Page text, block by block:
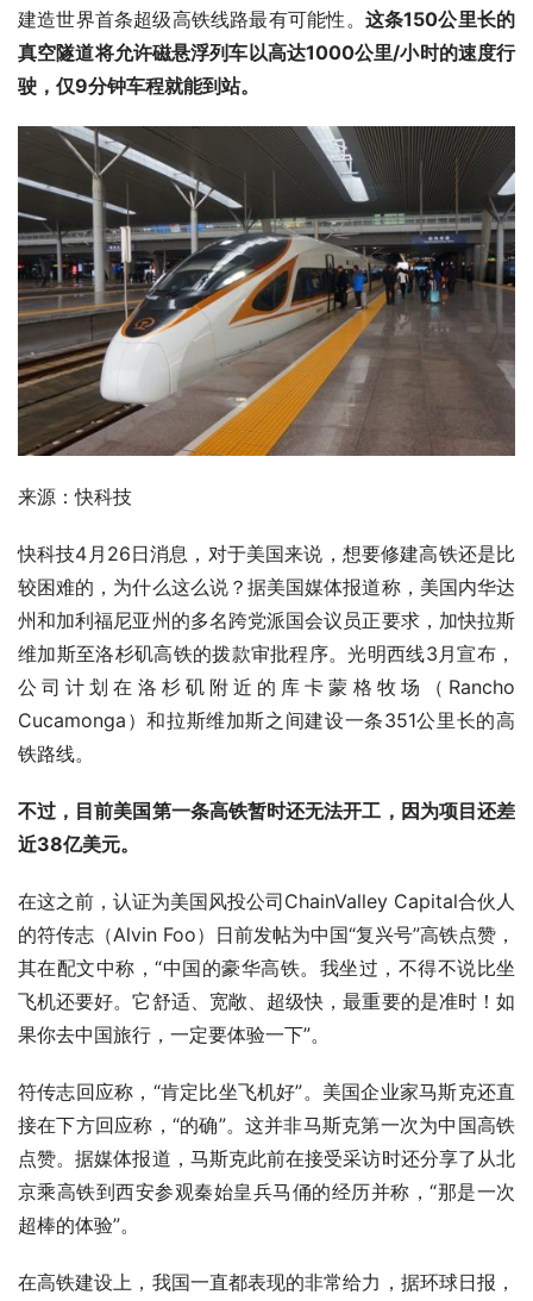
建造世界首条超级高铁线路最有可能性。 这条150公里长的
真空隧道将允许磁悬浮列车以高达1000公里/小时的速度行
驶，仅9分钟车程就能到站。
来源：快科技
快科技4月26日消息，对于美国来说，想要修建高铁还是比
较困难的，为什么这么说？据美国媒体报道称，美国内华达
州和加利福尼亚州的多名跨党派国会议员正要求，加快拉斯
维加斯至洛杉矶高铁的拨款审批程序。光明西线3月宣布，
公司计划在洛杉矶附近的库卡蒙格牧场（Rancho
Cucamonga）和拉斯维加斯之间建设一条351公里长的高
铁路线。
不过，目前美国第一条高铁暂时还无法开工，因为项目还差
近38亿美元。
在这之前，认证为美国风投公司ChainValley Capital合伙人
的符传志（Alvin Foo）日前发帖为中国“复兴号”高铁点赞，
其在配文中称，“中国的豪华高铁。我坐过，不得不说比坐
飞机还要好。它舒适、宽敞、超级快，最重要的是准时！如
果你去中国旅行，一定要体验一下”。
符传志回应称，“肯定比坐飞机好”。美国企业家马斯克还直
接在下方回应称，“的确”。这并非马斯克第一次为中国高铁
点赞。据媒体报道，马斯克此前在接受采访时还分享了从北
京乘高铁到西安参观秦始皇兵马俑的经历并称，“那是一次
超棒的体验”。
在高铁建设上，我国一直都表现的非常给力，据环球日报，